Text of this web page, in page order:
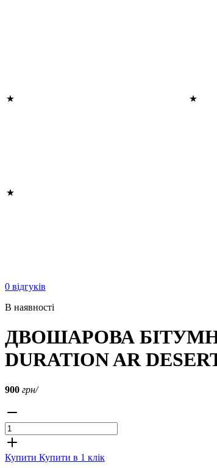
0 відгуків
В наявності
ДВОШАРОВА
DURATION AR
900 грн/
Купити Купити в 1 клік